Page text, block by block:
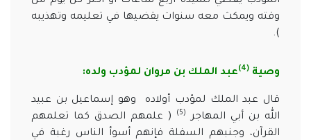
وقته ويمكث معه سنوات يقضيها في تعليمه وتهذيبه
).
وصية (4) عبد الملك بن مروان لمؤدب ولده:
قال عبد الملك لمؤدب أولاده وهو إسماعيل بن عبيد
الله بن أبي المهاجر (5)
( علمهم الصدق كما تعلمهم
القرآن، وجنبهم السفلة فإنهم أسوأ الناس رغبة في